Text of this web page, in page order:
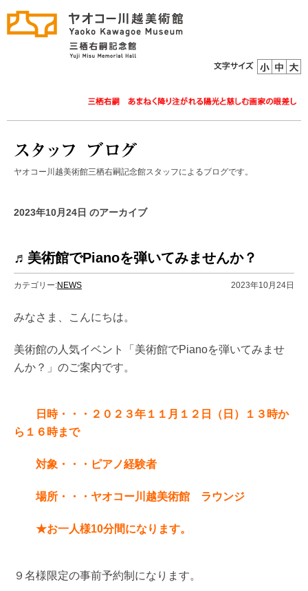
ヤオコー川越美術館三栖右嗣記念館スタッフによるブログです。
2023年10月24日 のアーカイブ
♬美術館でPianoを弾いてみませんか？
カテゴリー:NEWS 2023年10月24日
みなさま、こんにちは。
美術館の人気イベント「美術館でPianoを弾いてみませ
んか？」のご案内です。
日時・・・２０２３年１１月１２日（日）１３時か
ら１６時まで
対象・・・ピアノ経験者
場所・・・ヤオコー川越美術館 ラウンジ
★お一人様10分間になります。
９名様限定の事前予約制になります。